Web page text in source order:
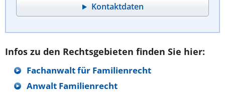
Kontaktdaten
Infos zu den Rechtsgebieten finden Sie hier:
Fachanwalt für Familienrecht
Anwalt Familienrecht